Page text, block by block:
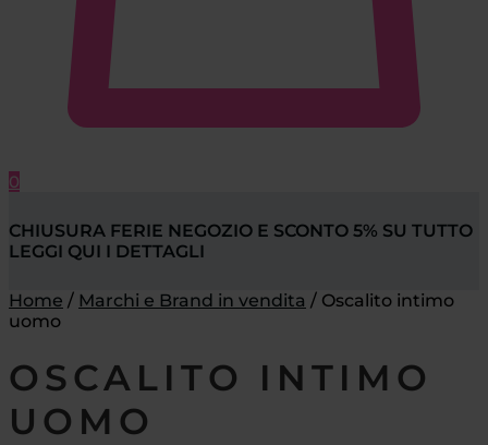
0
CHIUSURA FERIE NEGOZIO E SCONTO 5% SU TUTTO
LEGGI QUI I DETTAGLI
Home / Marchi e Brand in vendita / Oscalito intimo
uomo
OSCALITO INTIMO
UOMO